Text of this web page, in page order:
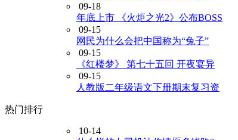
09-18
年底上市 《火炬之光2》公布BOSS
09-15
网民为什么会把中国称为“兔子”
09-15
《红楼梦》 第七十五回 开夜宴异
09-15
人教版二年级语文下册期末复习资
热门排行
10-14